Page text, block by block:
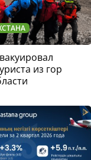
из гор